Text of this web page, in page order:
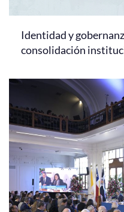
Identidad y
consolidación